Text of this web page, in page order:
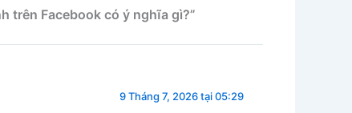
trên Facebook có ý nghĩa gì?”
9 Tháng 7, 2026 tại 05:29